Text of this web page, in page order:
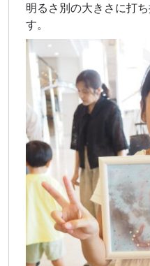
明るさ別の大きさに打
す。